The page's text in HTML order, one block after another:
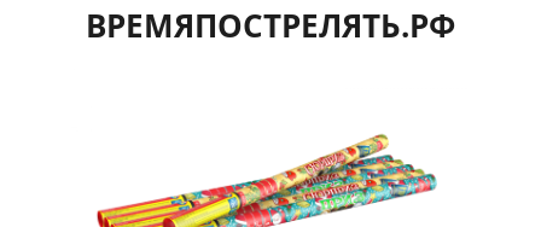
ВРЕМЯПОСТРЕЛЯТЬ.РФ